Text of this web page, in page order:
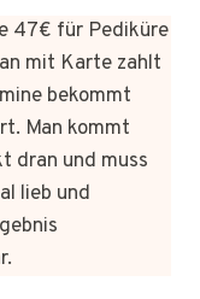
47€ für Pediküre
mit Karte zahlt
bekommt
Man kommt
dran und muss
lieb und